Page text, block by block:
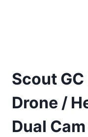
Scout
Drone /
Dual Cam